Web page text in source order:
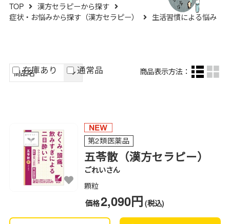
TOP
漢方セラピーから探す
症状・お悩みから探す（漢方セラピー）
生活習慣による悩み
通常品
在庫あり 商品表示方法：
第2類医薬品
五苓散（漢方セラピー）
ごれいさん
顆粒
価格2,090円 (税込)